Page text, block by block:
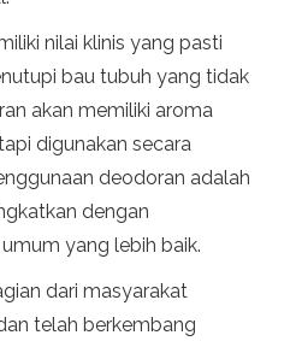
nilai klinis yang pasti
bau tubuh yang tidak
akan memiliki aroma
digunakan secara
deodoran adalah
dengan
yang lebih baik.
dari masyarakat
telah berkembang